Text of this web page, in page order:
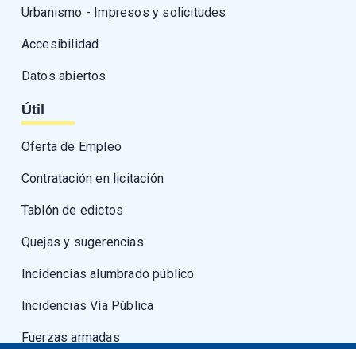
Urbanismo - Impresos y solicitudes
Accesibilidad
Datos abiertos
Útil
Oferta de Empleo
Contratación en licitación
Tablón de edictos
Quejas y sugerencias
Incidencias alumbrado público
Incidencias Vía Pública
Fuerzas armadas